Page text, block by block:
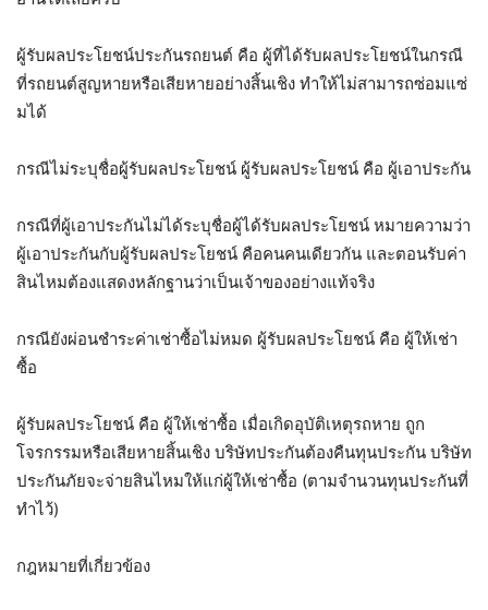
ผู้รับผลประโยชน์ประกันรถยนต์ คือ ผู้ที่ได้รับผลประโยชน์ในกรณี
ที่รถยนต์สูญหายหรือเสียหายอย่างสิ้นเชิง ทำให้ไม่สามารถซ่อมแซ่
มได้
กรณีไม่ระบุชื่อผู้รับผลประโยชน์ ผู้รับผลประโยชน์ คือ ผู้เอาประกัน
กรณีที่ผู้เอาประกันไม่ได้ระบุชื่อผู้ได้รับผลประโยชน์ หมายความว่า
ผู้เอาประกันกับผู้รับผลประโยชน์ คือคนคนเดียวกัน และตอนรับค่า
สินไหมต้องแสดงหลักฐานว่าเป็นเจ้าของอย่างแท้จริง
กรณียังผ่อนชำระค่าเช่าซื้อไม่หมด ผู้รับผลประโยชน์ คือ ผู้ให้เช่า
ซื้อ
ผู้รับผลประโยชน์ คือ ผู้ให้เช่าซื้อ เมื่อเกิดอุบัติเหตุรถหาย ถูก
โจรกรรมหรือเสียหายสิ้นเชิง บริษัทประกันต้องคืนทุนประกัน บริษัท
ประกันภัยจะจ่ายสินไหมให้แก่ผู้ให้เช่าซื้อ (ตามจำนวนทุนประกันที่
ทำไว้)
กฎหมายที่เกี่ยวข้อง